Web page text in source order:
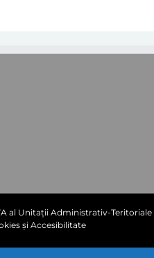
al Unitații Administrativ-Teritoriale
și Accesibilitate